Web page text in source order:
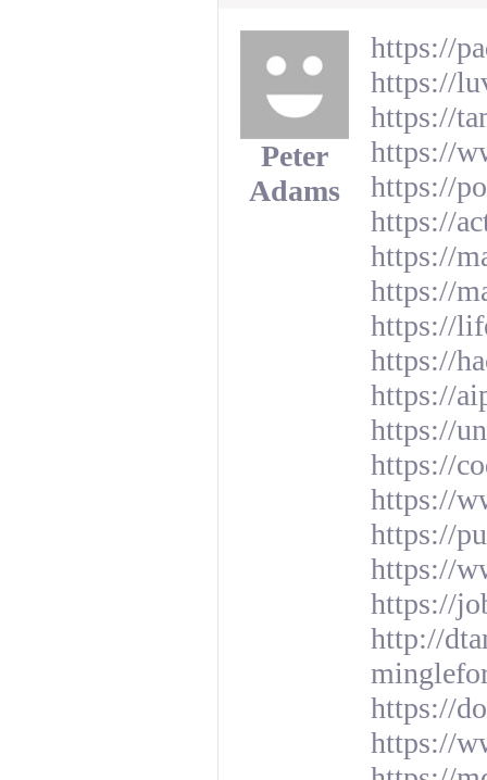
Peter
Adams
https://
https://
https://
https://
https://
https://
https://
https://
https://
https://
https://
https://
https://
https://
https://
https://
https://
http://
https://
https://